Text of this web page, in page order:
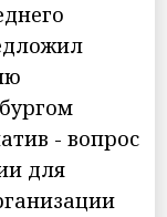
- вопрос
для